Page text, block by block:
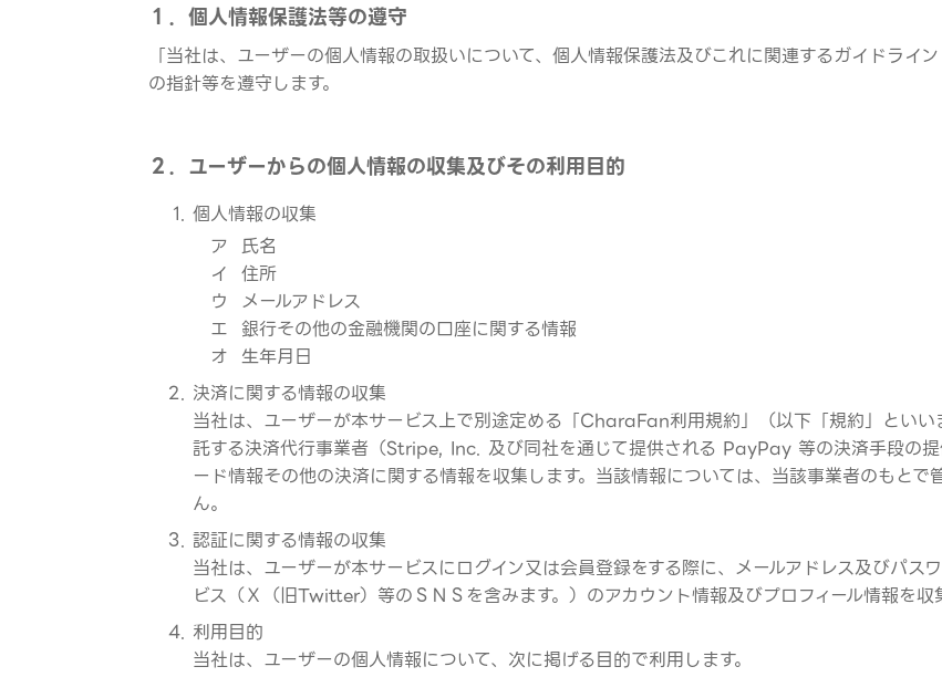
１．個人情報保護法等の遵守
「当社は、ユーザーの個人情報の取扱いについて、個人情報保護法及びこれに関連するガイドライ
の指針等を遵守します。
２．ユーザーからの個人情報の収集及びその利用目的
個人情報の収集
ア 氏名
イ 住所
ウ メールアドレス
エ 銀行その他の金融機関の口座に関する情報
オ 生年月日
決済に関する情報の収集
当社は、ユーザーが本サービス上で別途定める「CharaFan利用規約」（以下「規約」とい
託する決済代行事業者（Stripe, Inc. 及び同社を通じて提供される PayPay 等の決済手段の提
ード情報その他の決済に関する情報を収集します。当該情報については、当該事業者のもと
ん。
認証に関する情報の収集
当社は、ユーザーが本サービスにログイン又は会員登録をする際に、メールアドレス及びパス
ビス（Ｘ（旧Twitter）等のＳＮＳを含みます。）のアカウント情報及びプロフィール情報を収
利用目的
当社は、ユーザーの個人情報について、次に掲げる目的で利用します。